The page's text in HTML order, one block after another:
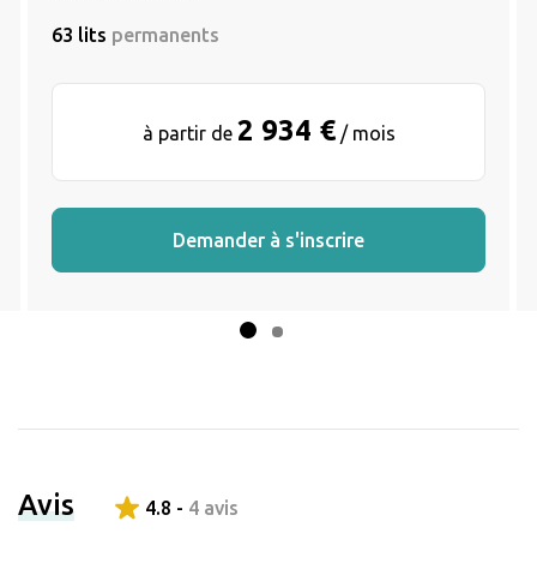
63 lits permanents
à partir de 2 934 €/ mois
Demander à s'inscrire
Avis 4.8 - 4 avis